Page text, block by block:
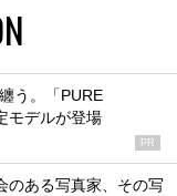
う。「PURE
モデルが登場
PR
のある写真家、その写